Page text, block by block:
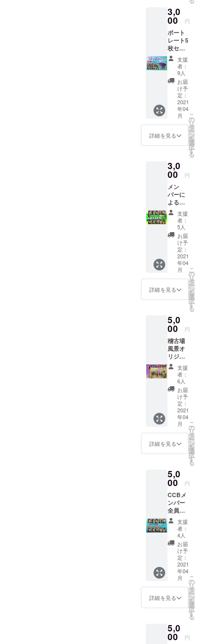
よりAパ
ターン
かBパ
ターン
を選択
して下
さい。
※メール
にて
データ
をお送
り致し
ます。
に、記
入をご
希望さ
れるお
名前表
記で
す。渾
名等で
ももち
ろん
可） ※
郵送で
のお届
けにな
りま
す。
3,0
00 円
ポート
レート5
枚セッ
ト ブロ
マイド
ばりの
イケて
るポー
トレー
ト５枚
セッ
ト。 ※
メン
バーを
ご指定
下さ
郵送で
のお届
けにな
りま
す。
支援
者：
9人
お届
け予
定：
2021
年04
月
詳細を見る
こ
の
リ
タ
ー
ン
を
選
択
す
る
3,0
00 円
メン
バーに
よるも
のボケ
動画 A
パター
ン：マ
スダヒ
ロユ
キ・西
薗貴
之・宮
村裕・
サカモ
トカオ
リ・稀
Bパター
ン：矢
作亮
太・黒
森勇
二・進
士晃
子・大
島みふ
き・彩
羽史乃
※支援時
にプル
ダウン
ニュー
よりAパ
をお選
び下さ
い。 ※
メール
にて
データ
をお送
り致し
ます。
支援
者：
5人
お届
け予
定：
2021
年04
月
詳細を見る
こ
の
リ
タ
ー
ン
を
選
択
す
る
5,0
00 円
稽古場
風景オ
リジナ
ル動画
4月7日
(水)～
11日
(日)に下
北沢小
劇場楽
園にて
上演さ
れる、
CCB第
26回公
演「三
Reveng
e-」の
稽古風
景を収
めたオ
リジナ
ル動画
になり
ます。
※メール
にて
データ
をお送
り致し
ます。
支援
者：
6人
お届
け予
定：
2021
年04
月
詳細を見る
こ
の
リ
タ
ー
ン
を
選
択
す
る
5,0
00 円
CCBメ
ンバー
全員に
よる数
珠つな
ぎ動画
（個別
にお名
前を入
れさせ
て頂き
す。）
※メール
にて
データ
り致し
ます。
支援
者：
4人
お届
け予
定：
2021
年04
月
詳細を見る
こ
の
リ
タ
ー
ン
を
選
択
す
る
5,0
00 円